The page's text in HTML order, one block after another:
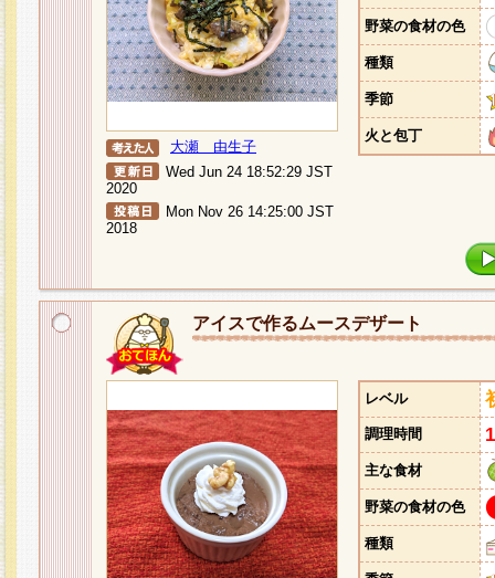
大瀬 由生子
Wed Jun 24 18:52:29 JST
2020
Mon Nov 26 14:25:00 JST
2018
野菜の食材の色
種類
季節
火と包丁
アイスで作るムースデザート
レベル
調理時間
主な食材
野菜の食材の色
種類